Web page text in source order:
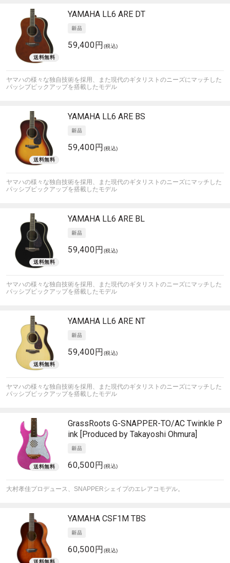
YAMAHA LL6 ARE DT
59,400円 (税込)
ヤマハの様々な独自技術を採用、また現代のギタリストのニーズにマッチした
パッシブピックアップを搭載したモデル
YAMAHA LL6 ARE BS
59,400円 (税込)
ヤマハの様々な独自技術を採用、また現代のギタリストのニーズにマッチした
パッシブピックアップを搭載したモデル
YAMAHA LL6 ARE BL
59,400円 (税込)
ヤマハの様々な独自技術を採用、また現代のギタリストのニーズにマッチした
パッシブピックアップを搭載したモデル
YAMAHA LL6 ARE NT
59,400円 (税込)
ヤマハの様々な独自技術を採用、また現代のギタリストのニーズにマッチした
パッシブピックアップを搭載したモデル
GrassRoots G-SNAPPER-TO/AC Twinkle P
ink [Produced by Takayoshi Ohmura]
60,500円 (税込)
大村孝佳プロデュース、SNAPPERシェイプのエレアコモデル。
YAMAHA CSF1M TBS
60,500円 (税込)